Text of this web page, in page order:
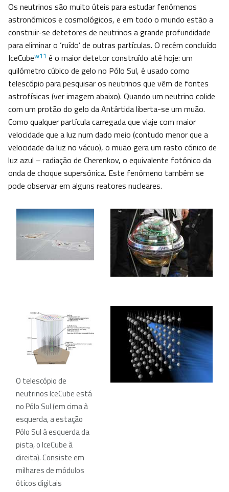
Os neutrinos são muito úteis para estudar fenómenos
astronómicos e cosmológicos, e em todo o mundo estão a
construir-se detetores de neutrinos a grande profundidade
para eliminar o ‘ruído’ de outras partículas. O recém concluído
IceCubew11 é o maior detetor construído até hoje: um
quilómetro cúbico de gelo no Pólo Sul, é usado como
telescópio para pesquisar os neutrinos que vêm de fontes
astrofísicas (ver imagem abaixo). Quando um neutrino colide
com um protão do gelo da Antártida liberta-se um muão.
Como qualquer partícula carregada que viaje com maior
velocidade que a luz num dado meio (contudo menor que a
velocidade da luz no vácuo), o muão gera um rasto cónico de
luz azul – radiação de Cherenkov, o equivalente fotónico da
onda de choque supersónica. Este fenómeno também se
pode observar em alguns reatores nucleares.
O telescópio de
neutrinos IceCube está
no Pólo Sul (em cima à
esquerda, a estação
Pólo Sul à esquerda da
pista, o IceCube à
direita). Consiste em
milhares de módulos
óticos digitais